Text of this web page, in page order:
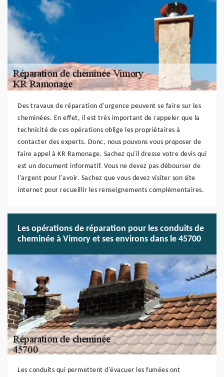
Des travaux de réparation d'urgence peuvent se faire sur les
cheminées. En effet, il est très important de rappeler que la
technicité de ces opérations oblige les propriétaires à
contacter des experts. Donc, nous pouvons vous proposer de
faire appel à KR Ramonage. Sachez qu'il dresse votre devis qui
est un document informatif. Vous ne devez pas débourser de
l'argent pour l'avoir. Sachez que vous devez visiter son site
internet pour recueillir les renseignements complémentaires.
Les opérations de réparation pour les conduits de
cheminée à Vimory et ses environs dans le 45700
Les conduits qui permettent d'évacuer les fumées ont